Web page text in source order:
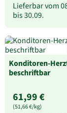
Lieferbar vom
bis30.09.
Konditoren-
beschriftbar
61,99 €
(51,66 €/kg)